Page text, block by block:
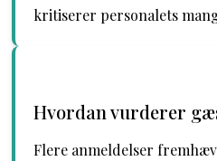
kritiserer personalets
Hvordan vurderer
Flere anmeldelser